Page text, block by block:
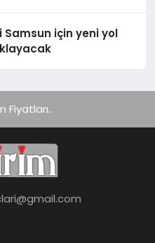
için yeni yol
Fiyatları..